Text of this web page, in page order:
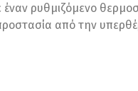
ρυθμιζόμενο
από την